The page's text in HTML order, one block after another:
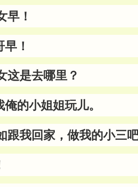
早！
！
这是去哪里？
的小姐姐玩儿。
跟我回家，做我的小三